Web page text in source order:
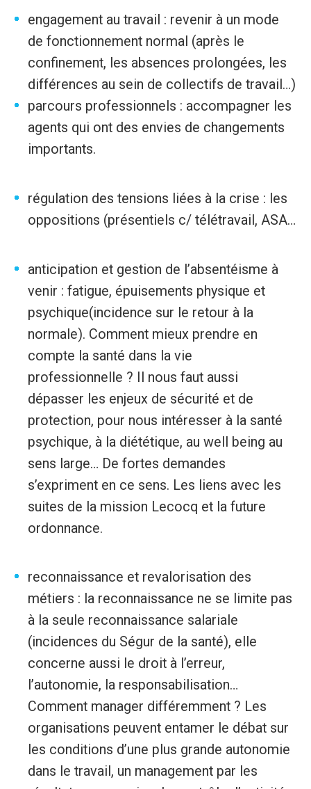
engagement au travail : revenir à un mode
de fonctionnement normal (après le
confinement, les absences prolongées, les
différences au sein de collectifs de travail…)
parcours professionnels : accompagner les
agents qui ont des envies de changements
importants.
régulation des tensions liées à la crise : les
oppositions (présentiels c/ télétravail, ASA…
anticipation et gestion de l’absentéisme à
venir : fatigue, épuisements physique et
psychique(incidence sur le retour à la
normale). Comment mieux prendre en
compte la santé dans la vie
professionnelle ? Il nous faut aussi
dépasser les enjeux de sécurité et de
protection, pour nous intéresser à la santé
psychique, à la diététique, au well being au
sens large… De fortes demandes
s’expriment en ce sens. Les liens avec les
suites de la mission Lecocq et la future
ordonnance.
reconnaissance et revalorisation des
métiers : la reconnaissance ne se limite pas
à la seule reconnaissance salariale
(incidences du Ségur de la santé), elle
concerne aussi le droit à l’erreur,
l’autonomie, la responsabilisation…
Comment manager différemment ? Les
organisations peuvent entamer le débat sur
les conditions d’une plus grande autonomie
dans le travail, un management par les